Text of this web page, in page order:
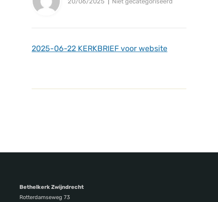
2025-06-22 KERKBRIEF voor website
Bethelkerk Zwijndrecht
Rotterdamseweg 73